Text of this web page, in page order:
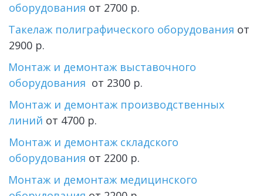
оборудования от 2700 р.
Такелаж полиграфического оборудования от
2900 р.
Монтаж и демонтаж выставочного
оборудования от 2300 р.
Монтаж и демонтаж производственных
линий от 4700 р.
Монтаж и демонтаж складского
оборудования от 2200 р.
Монтаж и демонтаж медицинского